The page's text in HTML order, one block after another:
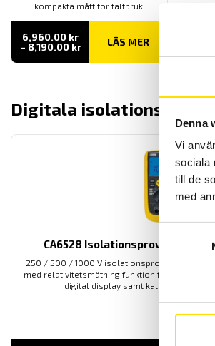
Denna
Vi
sociala
till de
med
kompakta mått för fältbruk.
6,960.00 kr
– 8,190.00 krPrisintervall:
till
LÄS MER
Digitala
CA6528 Isolationsprovare 250 /
250 / 500 / 1000 V isolationsprovare med
med relativitetsmätning funktion för
digital display samt kategori IV